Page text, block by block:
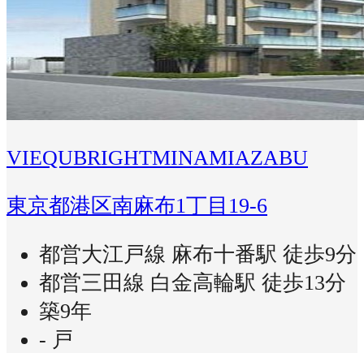
VIEQUBRIGHTMINAMIAZABU
東京都港区南麻布1丁目19-6
都営大江戸線 麻布十番駅 徒歩9分
都営三田線 白金高輪駅 徒歩13分
築9年
- 戸